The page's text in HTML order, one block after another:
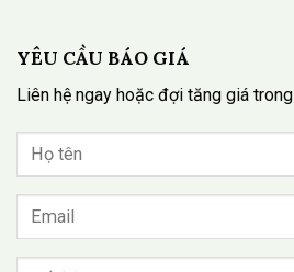
YÊU CẦU BÁO GIÁ
Liên hệ ngay hoặc đợi tăng giá